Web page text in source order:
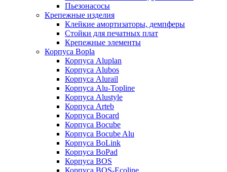
Пьезонасосы
Крепежные изделия
Клейкие амортизаторы, демпферы
Стойки для печатных плат
Крепежные элементы
Корпуса Bopla
Корпуса Aluplan
Корпуса Alubos
Корпуса Alurail
Корпуса Alu-Topline
Корпуса Alustyle
Корпуса Arteb
Корпуса Bocard
Корпуса Bocube
Корпуса Bocube Alu
Корпуса BoLink
Корпуса BoPad
Корпуса BOS
Корпуса BOS-Ecoline